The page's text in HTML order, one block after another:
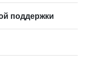
поддержки